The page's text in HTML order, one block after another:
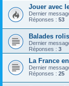
Jouer avec
Dernier
Réponses : 53
Balades
Dernier
Réponses : 3
La France
Dernier
Réponses : 25